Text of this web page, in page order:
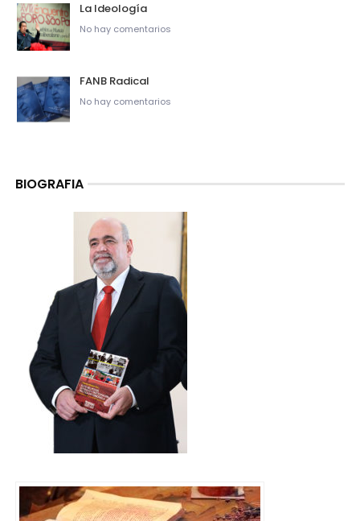
La Ideología
No hay comentarios
FANB Radical
No hay comentarios
BIOGRAFIA